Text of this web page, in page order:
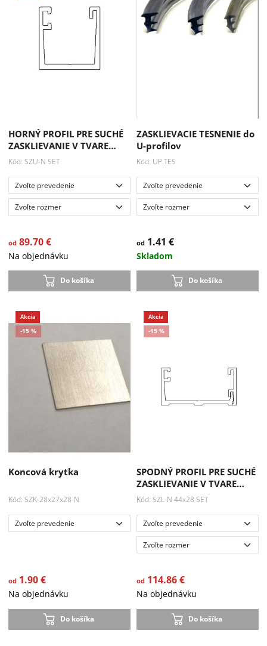
-15 %
HORNÝ PROFIL PRE SUCHÉ
ZASKLIEVANIE V TVARE…
Kód: SZU-N SET
od89.70 €
Na objednávku
Do košíka
ZASKLIEVACIE TESNENIE do
U-profilov
Kód: UP.TES
od 1.41 €
Skladom
Do košíka
Koncová krytka
Kód: SZK-28x27x28-N
od1.90 €
Na objednávku
Do košíka
SPODNÝ PROFIL PRE SUCHÉ
ZASKLIEVANIE V TVARE…
Kód: SZL-N 44x28 SET
od 114.86 €
Na objednávku
Do košíka